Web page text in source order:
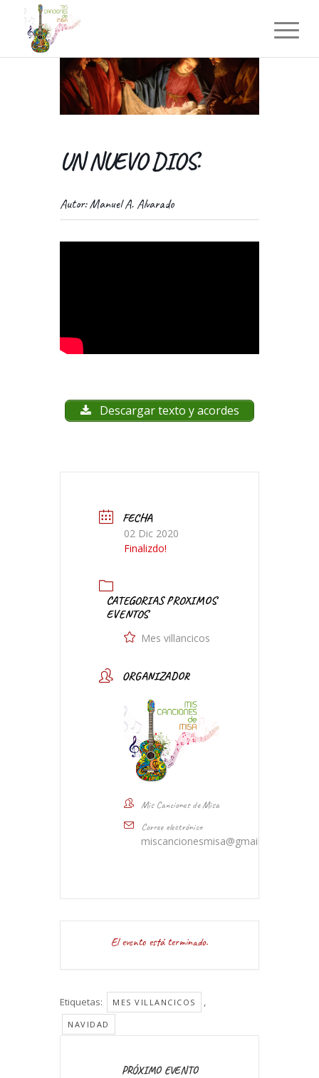
UN NUEVO DIOS.
Autor: Manuel A. Alvarado
Descargar texto y acordes
FECHA
02 Dic 2020
Finalizdo!
CATEGORIAS PROXIMOS
EVENTOS
Mes villancicos
ORGANIZADOR
Mis Canciones de Misa
Correo electrónico
miscancionesmisa@gmail.com
El evento está terminado.
Etiquetas: MES VILLANCICOS ,
NAVIDAD
PRÓXIMO EVENTO